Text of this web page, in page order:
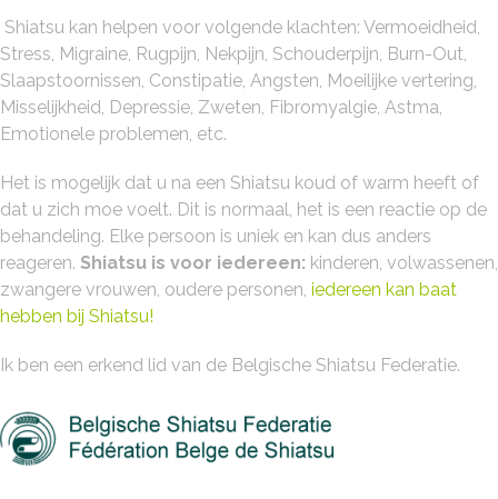
Shiatsu kan helpen voor volgende klachten: Vermoeidheid,
Stress, Migraine, Rugpijn, Nekpijn, Schouderpijn, Burn-Out,
Slaapstoornissen, Constipatie, Angsten, Moeilijke vertering,
Misselijkheid, Depressie, Zweten, Fibromyalgie, Astma,
Emotionele problemen, etc.
Het is mogelijk dat u na een Shiatsu koud of warm heeft of
dat u zich moe voelt. Dit is normaal, het is een reactie op de
behandeling. Elke persoon is uniek en kan dus anders
reageren. Shiatsu is voor iedereen: kinderen, volwassenen,
zwangere vrouwen, oudere personen, iedereen kan baat
hebben bij Shiatsu!
Ik ben een erkend lid van de Belgische Shiatsu Federatie.